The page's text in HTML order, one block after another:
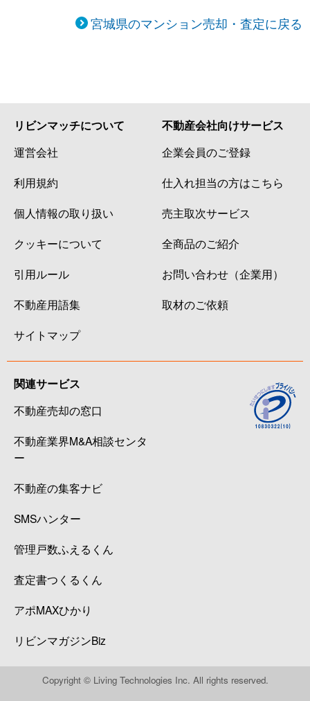
宮城県のマンション売却・査定に戻る
リビンマッチについて
運営会社
利用規約
個人情報の取り扱い
クッキーについて
引用ルール
不動産用語集
サイトマップ
不動産会社向けサービス
企業会員のご登録
仕入れ担当の方はこちら
売主取次サービス
全商品のご紹介
お問い合わせ（企業用）
取材のご依頼
関連サービス
不動産売却の窓口
不動産業界M&A相談センタ
ー
不動産の集客ナビ
SMSハンター
管理戸数ふえるくん
査定書つくるくん
アポMAXひかり
リビンマガジンBiz
Copyright © Living Technologies Inc. All rights reserved.